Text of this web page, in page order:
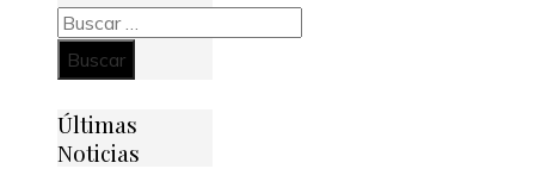
Buscar:
Últimas
Noticias